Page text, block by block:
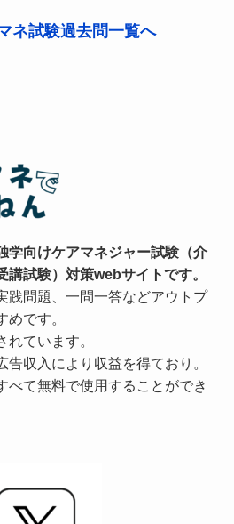
ネ試験過去問一覧へ
学向けケアマネジャー試験（介
試験）対策webサイトです。
践問題、一問一答などアウトプ
です。
ています。
収入により収益を得ており。
べて無料で使用することができ